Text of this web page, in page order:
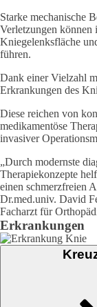
Starke mechanische
Verletzungen
Kniegelenksfläche
führen.
Dank einer Vielzahl
Erkrankungen des
Diese reichen von
medikamentöse
invasiver
„Durch modernste
Therapiekonzepte
einen schmerzfreien
Dr.med.univ. David
Facharzt für
Erkrankungen